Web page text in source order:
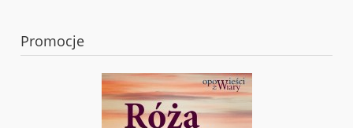
Promocje